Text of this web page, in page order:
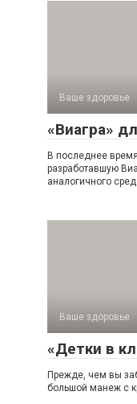
Ваше здоровье
«Виагра»
В последнее
разработавшую
аналогичного
Ваше здоровье
«Детки в
Прежде, чем вы
большой манеж с